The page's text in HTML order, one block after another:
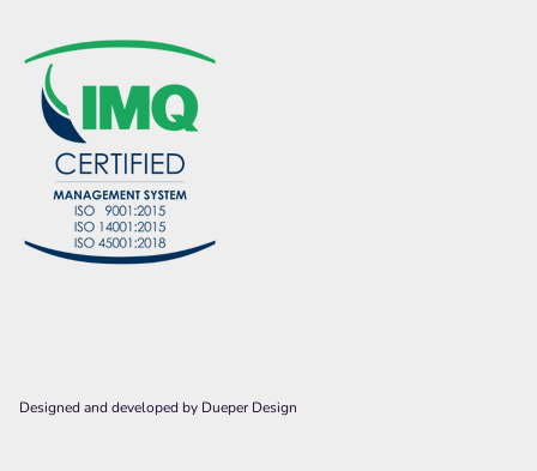
Designed and developed by Dueper Design